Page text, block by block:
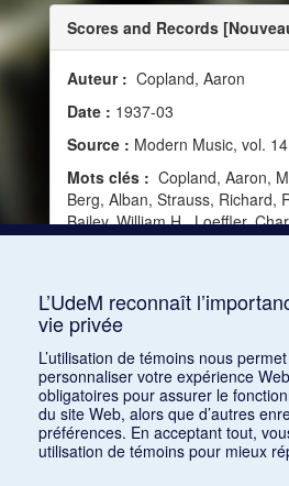
Scores and Records
Auteur : Copland, Aaron
Date : 1937-03
Source : Modern Music, vol.
Mots clés : Copland, Aaron,
Berg, Alban, Strauss, Richard,
Bailey, William H., Loeffler,
L’UdeM reconnaît
vie privée
L’utilisation de témoins nous
personnaliser votre expérience
obligatoires pour assurer le
du site Web, alors que d’autres
préférences. En acceptant tout,
utilisation de témoins pour mieux